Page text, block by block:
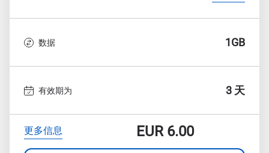
数据 1GB
有效期为 3 天
更多信息 EUR6.00